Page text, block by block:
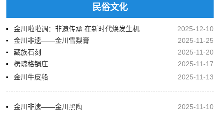
民俗文化
金川啦啦调：非遗传承 在新时代焕发生机
2025-12-10
金川非遗——金川雪梨膏
2025-11-25
藏族石刻
2025-11-20
楞琼格锅庄
2025-11-17
金川牛皮船
2025-11-13
金川非遗——金川黑陶
2025-11-10